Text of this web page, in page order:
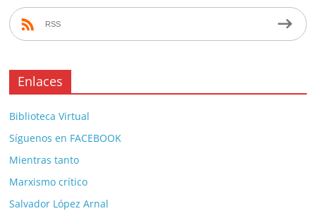
RSS
Enlaces
Biblioteca Virtual
Síguenos en FACEBOOK
Mientras tanto
Marxismo crítico
Salvador López Arnal